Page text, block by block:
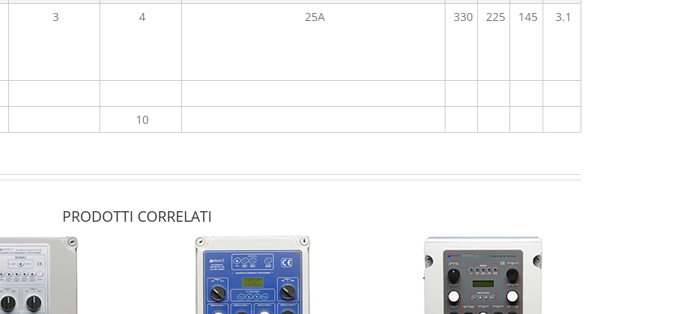
3 4 25A 330 225 145 3.1
10
PRODOTTI CORRELATI